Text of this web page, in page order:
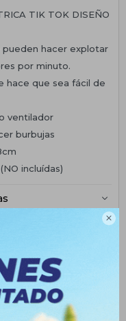

TIK TOK DISEÑO
pueden hacer explotar
por minuto.
hace que sea fácil de
ventilador
burbujas
incluídas)